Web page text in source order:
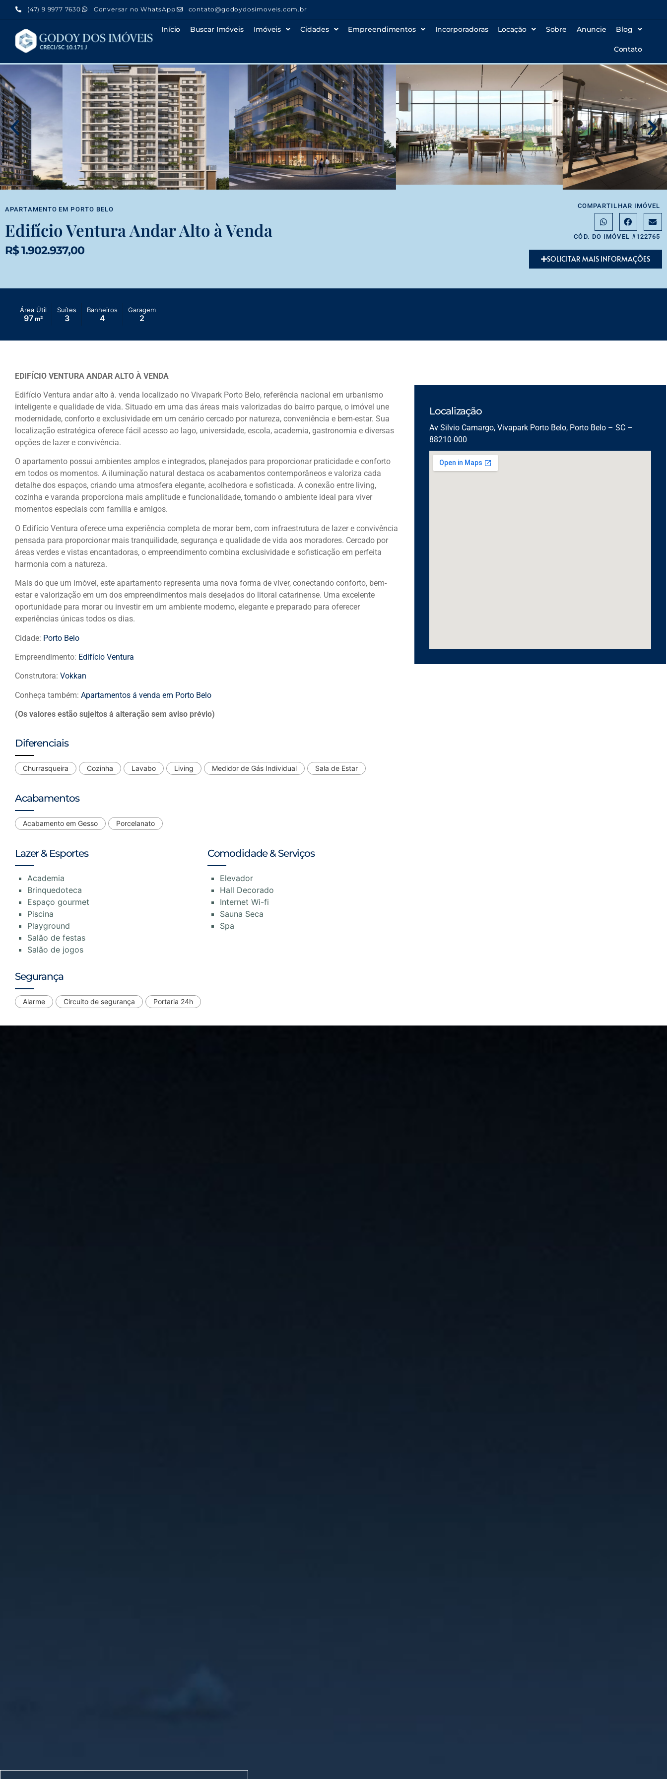
(47) 9 9977 7630 Conversar no WhatsApp contato@godoydosimoveis.com.br
Início Buscar Imóveis Imóveis Cidades Empreendimentos Incorporadoras Locação Sobre Anuncie Blog
Contato
APARTAMENTO EM PORTO BELO
Edifício Ventura Andar Alto à Venda
R$ 1.902.937,00
COMPARTILHAR IMÓVEL
CÓD. DO IMÓVEL #122765
SOLICITAR MAIS INFORMAÇÕES
Área Útil
97 m²
Suítes
3
Banheiros
4
Garagem
2
EDIFÍCIO VENTURA ANDAR ALTO À VENDA
Edifício Ventura andar alto à. venda localizado no Vivapark Porto Belo, referência nacional em urbanismo
inteligente e qualidade de vida. Situado em uma das áreas mais valorizadas do bairro parque, o imóvel une
modernidade, conforto e exclusividade em um cenário cercado por natureza, conveniência e bem-estar. Sua
localização estratégica oferece fácil acesso ao lago, universidade, escola, academia, gastronomia e diversas
opções de lazer e convivência.
O apartamento possui ambientes amplos e integrados, planejados para proporcionar praticidade e conforto
em todos os momentos. A iluminação natural destaca os acabamentos contemporâneos e valoriza cada
detalhe dos espaços, criando uma atmosfera elegante, acolhedora e sofisticada. A conexão entre living,
cozinha e varanda proporciona mais amplitude e funcionalidade, tornando o ambiente ideal para viver
momentos especiais com família e amigos.
O Edifício Ventura oferece uma experiência completa de morar bem, com infraestrutura de lazer e convivência
pensada para proporcionar mais tranquilidade, segurança e qualidade de vida aos moradores. Cercado por
áreas verdes e vistas encantadoras, o empreendimento combina exclusividade e sofisticação em perfeita
harmonia com a natureza.
Mais do que um imóvel, este apartamento representa uma nova forma de viver, conectando conforto, bem-
estar e valorização em um dos empreendimentos mais desejados do litoral catarinense. Uma excelente
oportunidade para morar ou investir em um ambiente moderno, elegante e preparado para oferecer
experiências únicas todos os dias.
Cidade: Porto Belo
Empreendimento: Edifício Ventura
Construtora: Vokkan
Conheça também: Apartamentos á venda em Porto Belo
(Os valores estão sujeitos á alteração sem aviso prévio)
Diferenciais
Churrasqueira Cozinha Lavabo Living Medidor de Gás Individual Sala de Estar
Acabamentos
Acabamento em Gesso Porcelanato
Lazer & Esportes
Academia
Brinquedoteca
Espaço gourmet
Piscina
Playground
Salão de festas
Salão de jogos
Comodidade & Serviços
Elevador
Hall Decorado
Internet Wi-fi
Sauna Seca
Spa
Segurança
Alarme Circuito de segurança Portaria 24h
Localização
Av Silvio Camargo, Vivapark Porto Belo, Porto Belo – SC –
88210-000